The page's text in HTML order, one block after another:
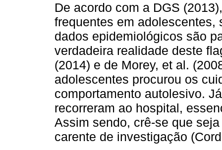
De acordo com a DGS
frequentes em adolescentes,
dados epidemiológicos são
verdadeira realidade deste
(2014) e de Morey, et al.
adolescentes procurou os
comportamento autolesivo.
recorreram ao hospital,
Assim sendo, crê-se que
carente de investigação